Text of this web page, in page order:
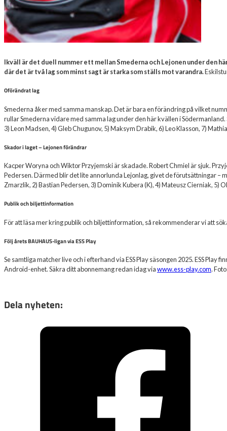
Ikväll är det duell nummer ett mellan Smederna och Lejonen under den
där det är två lag som minst sagt är starka som ställs mot varandra.
Oförändrat lag
Smederna åker med samma manskap. Det är bara en förändring på vilket
rullar Smederna vidare med samma lag under den här kvällen i Södermanland.
3) Leon Madsen, 4) Gleb Chugunov, 5) Maksym Drabik, 6) Leo Klasson, 7)
Skador i laget – Lejonen förändrar
Kacper Woryna och Wiktor Przyjemski är skadade. Robert Chmiel är sjuk.
Pedersen. Därmed blir det lite annorlunda Lejonlag, givet de förutsättningar –
Zmarzlik, 2) Bastian Pedersen, 3) Dominik Kubera (K), 4) Mateusz Cierniak, 5)
Publik och biljettinformation
För att läsa mer kring publik och biljettinformation, så rekommenderar vi att
Följ årets BAUHAUS-ligan via ESS Play
Se samtliga matcher live och i efterhand via ESS Play säsongen 2025. ESS Play
Android-enhet. Säkra ditt abonnemang redan idag viawww.ess-play.com.
Dela nyheten: